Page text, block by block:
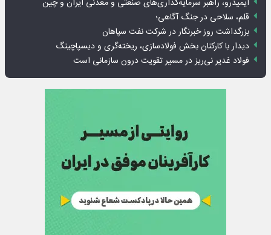
ایمیدرو، راهبر سرمایه‌گذاری‌های صنعتی و معدنی ایران و چین
قلم، سلاحی در جنگ آگاهی؛
بزرگداشت روز خبرنگار در شرکت نفت سپاهان
دیدار با کارکنان بخش فولادسازی، ریخته‌گری و دیسپاچینگ
فولاد غدیر نی‌ریز در مسیر تقویت درون سازمانی است